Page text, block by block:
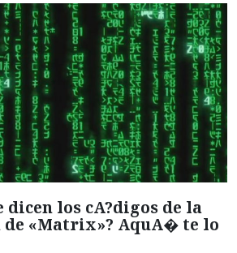
dicen los cA?digos de la
de «Matrix»? AquA� te lo